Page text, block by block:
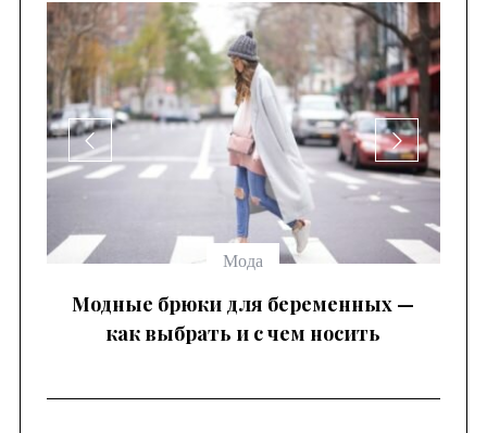
Мода
Модные брюки для беременных —
как выбрать и с чем носить